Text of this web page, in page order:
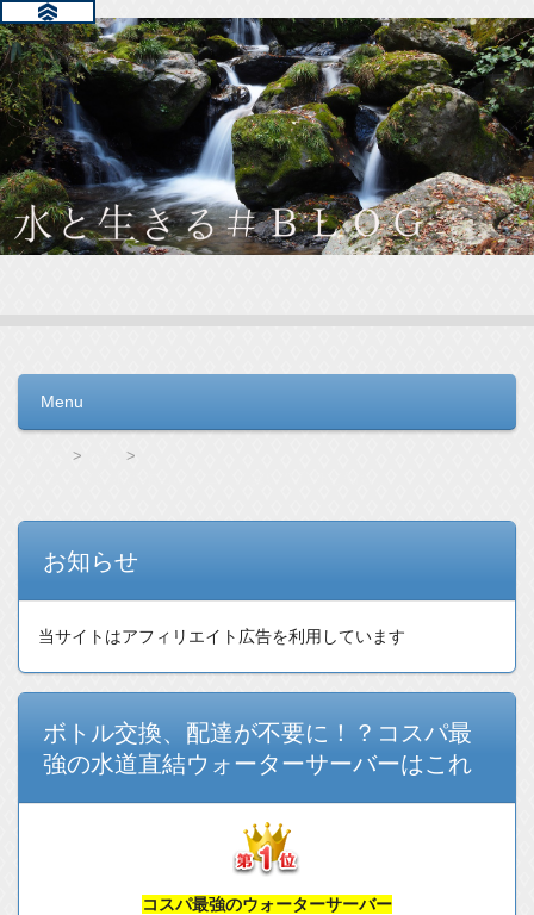
Menu
コンテンツへ移動
お知らせ
当サイトはアフィリエイト広告を利用しています
ボトル交換、配達が不要に！？コスパ最
強の水道直結ウォーターサーバーはこれ
コスパ最強のウォーターサーバー